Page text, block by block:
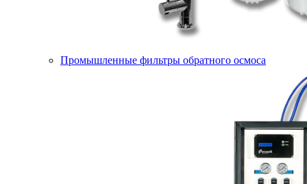
Промышленные фильтры обратного осмоса